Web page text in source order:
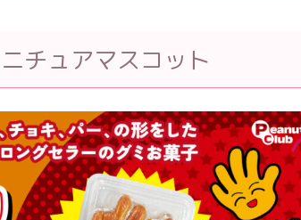
チュアマスコット